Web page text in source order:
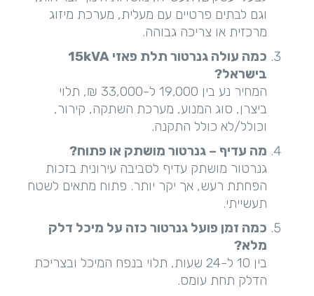
וגם לבתים פרטיים עם מעלית, מערכת מיזוג
מרכזית או צריכה גבוהה.
כמה עולה גנרטור תלת פאזי 15 kVA
בישראל?
המחיר נע בין 19,000 ל-33,000 ₪, תלוי
ביצרן, סוג המנוע, מערכת השתקה, קירור,
וכולל/לא כולל התקנה.
מה עדיף – גנרטור מושתק או פתוח?
גנרטור מושתק עדיף לסביבה עירונית בזכות
הפחתת רעש, אך יקר יותר. פתוח מתאים לשטח
תעשייתי.
כמה זמן פועל גנרטור כזה על מיכל דלק
מלא?
בין 10 ל-24 שעות, תלוי בנפח המיכל ובצריכת
הדלק תחת עומס.